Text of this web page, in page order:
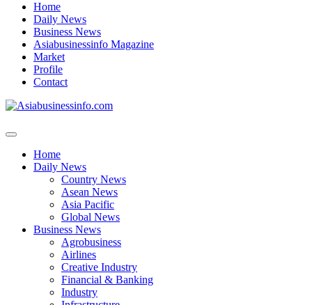
Home
Daily News
Business News
Asiabusinessinfo Magazine
Market
Profile
Contact
Home
Daily News
Country News
Asean News
Asia Pacific
Global News
Business News
Agrobusiness
Airlines
Creative Industry
Financial & Banking
Industry